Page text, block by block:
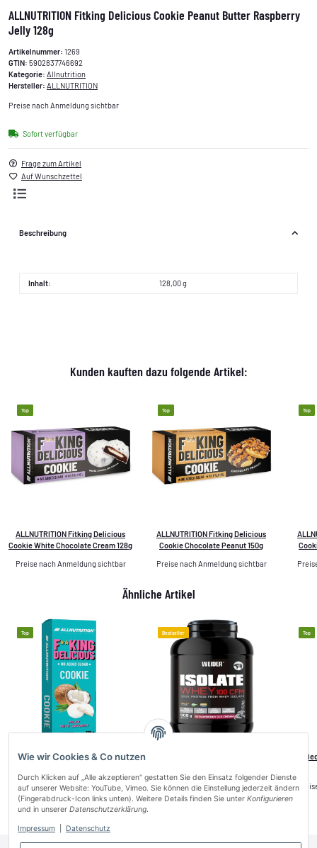
ALLNUTRITION Fitking Delicious Cookie Peanut Butter Raspberry
Jelly 128g
Artikelnummer: 1269
GTIN: 5902837746692
Kategorie: Allnutrition
Hersteller: ALLNUTRITION
Preise nach Anmeldung sichtbar
Sofort verfügbar
Frage zum Artikel
Auf Wunschzettel
Beschreibung
Inhalt: 128,00 g
Kunden kauften dazu folgende Artikel:
Top
ALLNUTRITION Fitking Delicious
Cookie White Chocolate Cream 128g
Preise nach Anmeldung sichtbar
Top
ALLNUTRITION Fitking Delicious
Cookie Chocolate Peanut 150g
Preise nach Anmeldung sichtbar
Top
Ähnliche Artikel
Top
ALLNUTRITION Fitking Delicious
Preise nach Anmeldung sichtbar
Bestseller
Preise nach Anmeldung sichtbar
Top
Wie wir Cookies & Co nutzen
Durch Klicken auf „Alle akzeptieren“ gestatten Sie den Einsatz folgender Dienste
auf unserer Website: YouTube, Vimeo. Sie können die Einstellung jederzeit ändern
(Fingerabdruck-Icon links unten). Weitere Details finden Sie unter Konfigurieren
und in unserer Datenschutzerklärung.
Impressum Datenschutz